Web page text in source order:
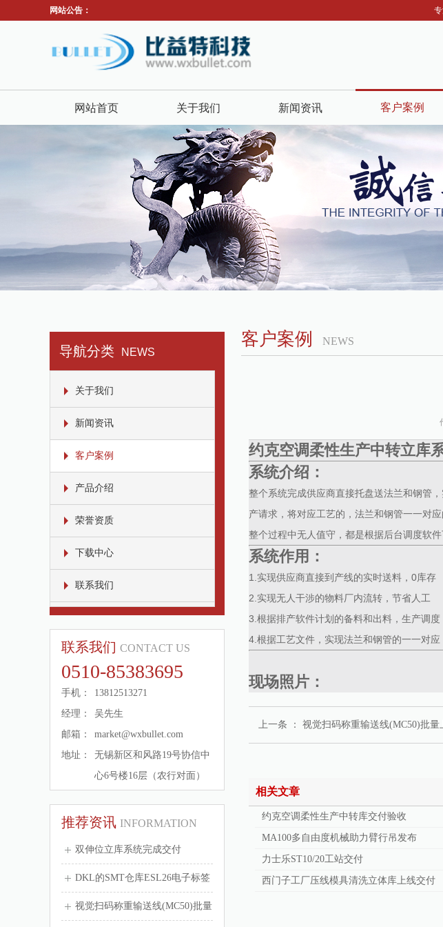
网站公告： 专
网站首页 关于我们 新闻资讯 客户案例
导航分类 NEWS
关于我们
新闻资讯
客户案例
产品介绍
荣誉资质
下载中心
联系我们
联系我们 CONTACT US
0510-85383695
手机：
13812513271
经理：
吴先生
邮箱：
market@wxbullet.com
地址：
无锡新区和风路19号协信中
心6号楼16层（农行对面）
推荐资讯 INFORMATION
双伸位立库系统完成交付
DKL的SMT仓库ESL26电子标签
的应...
视觉扫码称重输送线(MC50)批量
客户案例 NEWS
约克空调柔性生产中转立库
系统介绍：
整个系统完成供应商直接托盘送法兰和钢管
产请求，将对应工艺的，法兰和钢管一一对
整个过程中无人值守，都是根据后台调度软
系统作用：
1.实现供应商直接到产线的实时送料，0库存
2.实现无人干涉的物料厂内流转，节省人工
3.根据排产软件计划的备料和出料，生产调度
4.根据工艺文件，实现法兰和钢管的一一对
现场照片：
上一条 ： 视觉扫码称重输送线(MC50)批量
相关文章
约克空调柔性生产中转库交付验收
MA100多自由度机械助力臂行吊发布
力士乐ST10/20工站交付
西门子工厂压线模具清洗立体库上线交付